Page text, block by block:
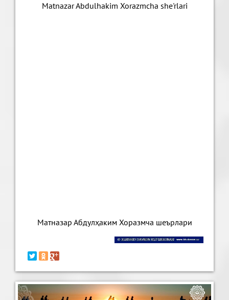
Matnazar Abdulhakim Xorazmcha she'rlari
Матназар Абдулҳаким Хоразмча шеърлари